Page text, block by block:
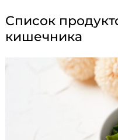
Список
кишечника